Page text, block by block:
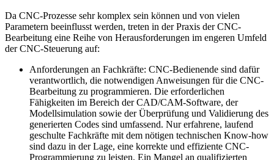
Da CNC-Prozesse sehr komplex sein können und von vielen
Parametern beeinflusst werden, treten in der Praxis der CNC-
Bearbeitung eine Reihe von Herausforderungen im engeren Umfeld
der CNC-Steuerung auf:
Anforderungen an Fachkräfte: CNC-Bedienende sind dafür
verantwortlich, die notwendigen Anweisungen für die CNC-
Bearbeitung zu programmieren. Die erforderlichen
Fähigkeiten im Bereich der CAD/CAM-Software, der
Modellsimulation sowie der Überprüfung und Validierung des
generierten Codes sind umfassend. Nur erfahrene, laufend
geschulte Fachkräfte mit dem nötigen technischen Know-how
sind dazu in der Lage, eine korrekte und effiziente CNC-
Programmierung zu leisten. Ein Mangel an qualifizierten